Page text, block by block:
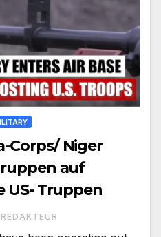
Corps/ Niger
auf
US- Truppen